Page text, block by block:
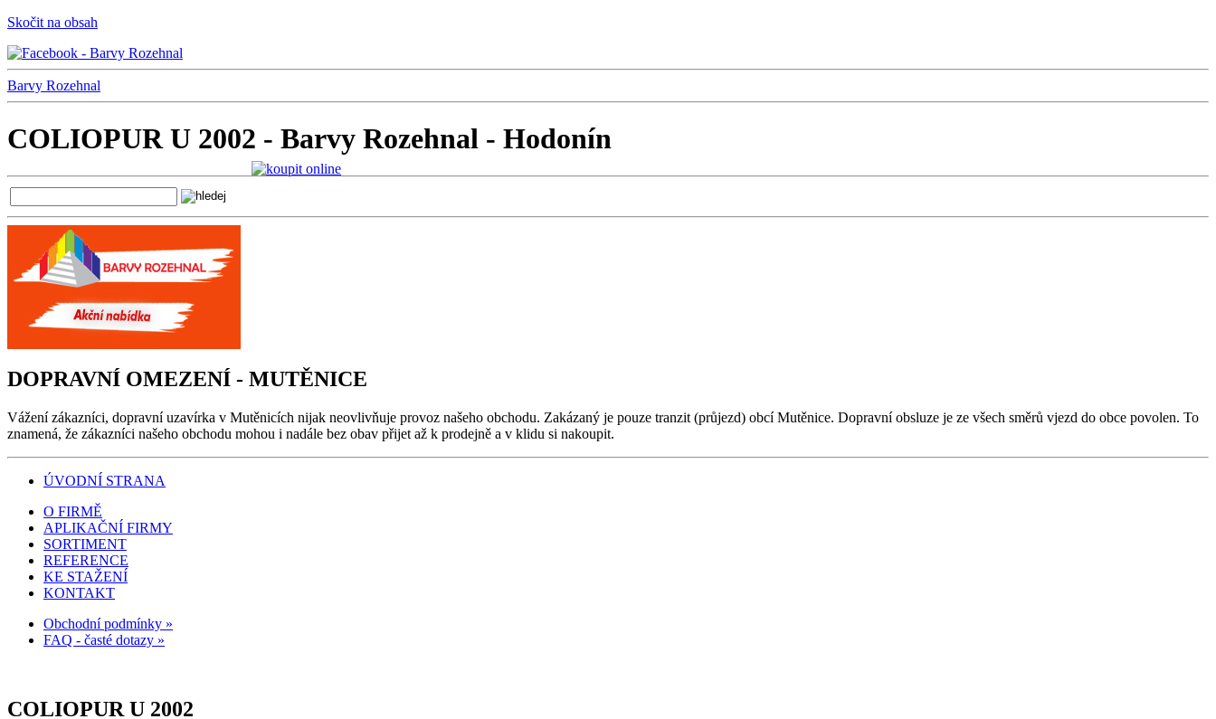
Skočit na obsah
Barvy Rozehnal
COLIOPUR U 2002 - Barvy Rozehnal - Hodonín
DOPRAVNÍ OMEZENÍ - MUTĚNICE
Vážení zákazníci, dopravní uzavírka v Mutěnicích nijak neovlivňuje provoz našeho obchodu. Zakázaný je pouze tranzit (průjezd) obcí Mutěnice. Dopravní obsluze je ze všech směrů vjezd do obce povolen. To
znamená, že zákazníci našeho obchodu mohou i nadále bez obav přijet až k prodejně a v klidu si nakoupit.
ÚVODNÍ STRANA
O FIRMĚ
APLIKAČNÍ FIRMY
SORTIMENT
REFERENCE
KE STAŽENÍ
KONTAKT
Obchodní podmínky »
FAQ - časté dotazy »
COLIOPUR U 2002